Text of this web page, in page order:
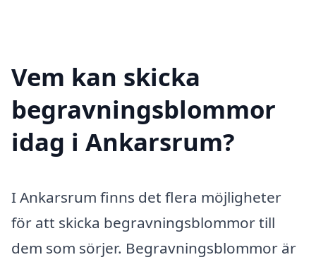
Vem kan skicka
begravningsblommor
idag i Ankarsrum?
I Ankarsrum finns det flera möjligheter
för att skicka begravningsblommor till
dem som sörjer. Begravningsblommor är